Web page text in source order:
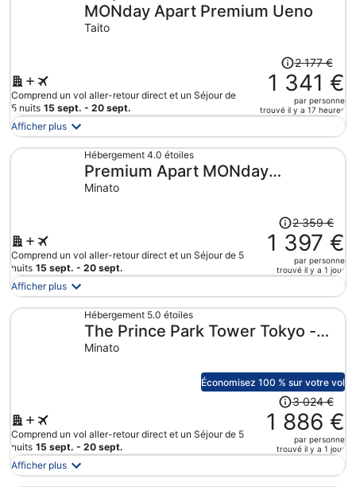
MONday Apart Premium Ueno
Taito
Comprend un vol aller-retour direct et un Séjour de
5 nuits 15 sept. - 20 sept.
prix
était
de
177 €.
prix
de
1
341 €
par
2 177 €
1 341 €
par personne
trouvé il y a 17 heures
Afficher plus
Hébergement 4.0 étoiles
Premium Apart MONday
HAMAMATSUCHO Station
Minato
Comprend un vol aller-retour direct et un Séjour de 5
nuits 15 sept. - 20 sept.
Le
prix
était
de
359 €.
prix
de
1
397 €
par
personne.
2 359 €
1 397 €
par personne
trouvé il y a 1 jour
Afficher plus
Hébergement 5.0 étoiles
The Prince Park Tower Tokyo -
Preferred Hotels & Resorts, LVX
Minato
Économisez 100 % sur votre vol
Comprend un vol aller-retour direct et un Séjour de 5
nuits 15 sept. - 20 sept.
Le
prix
était
de
024 €.
3 024 €
1 886 €
par personne
trouvé il y a 1 jour
Afficher plus